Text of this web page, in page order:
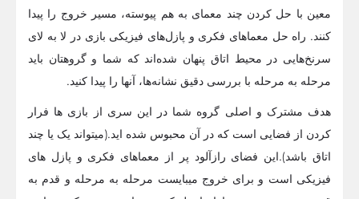
معین با حل کردن چند معمای به هم پیوسته، مسیر خروج را پیدا
کنند. راه حل معماهای فکری و پازل‌های فیزیکی بازی در لا به لای
سرنخ‌هایی در محیط اتاق پنهان شده‌اند که شما و گروهتان باید
مرحله به مرحله با بررسی دقیق نشانه‌ها، آنها را پیدا کنید.
هدف مشترک و اصلی گروه شما در این سری از بازی ها فرار
کردن از فضایی است که در آن محبوس شده اید.(میتواند یک یا چند
اتاق باشد).این فضای رازآلود پر از معماهای فکری و پازل های
فیزیکی است و برای خروج میبایست مرحله به مرحله و قدم به